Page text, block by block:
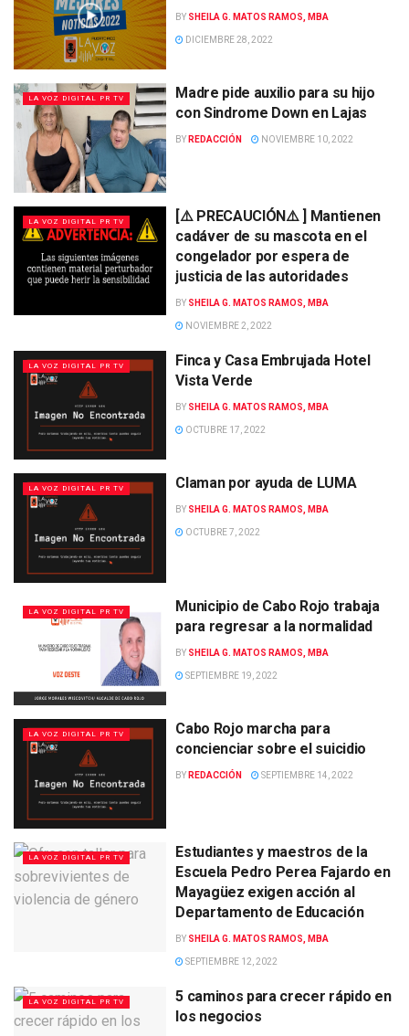
BY SHEILA G. MATOS RAMOS, MBA
DICIEMBRE 28, 2022
LA VOZ DIGITAL PR TV
Madre pide auxilio para su hijo
con Sindrome Down en Lajas
BY REDACCIÓN NOVIEMBRE 10, 2022
LA VOZ DIGITAL PR TV
[⚠️ PRECAUCIÓN⚠️ ] Mantienen
cadáver de su mascota en el
congelador por espera de
justicia de las autoridades
BY SHEILA G. MATOS RAMOS, MBA
NOVIEMBRE 2, 2022
LA VOZ DIGITAL PR TV
Finca y Casa Embrujada Hotel
Vista Verde
BY SHEILA G. MATOS RAMOS, MBA
OCTUBRE 17, 2022
LA VOZ DIGITAL PR TV Claman por ayuda de LUMA
BY SHEILA G. MATOS RAMOS, MBA
OCTUBRE 7, 2022
LA VOZ DIGITAL PR TV
Municipio de Cabo Rojo trabaja
para regresar a la normalidad
BY SHEILA G. MATOS RAMOS, MBA
SEPTIEMBRE 19, 2022
LA VOZ DIGITAL PR TV
Cabo Rojo marcha para
concienciar sobre el suicidio
BY REDACCIÓN SEPTIEMBRE 14, 2022
LA VOZ DIGITAL PR TV
Estudiantes y maestros de la
Escuela Pedro Perea Fajardo en
Mayagüez exigen acción al
Departamento de Educación
BY SHEILA G. MATOS RAMOS, MBA
SEPTIEMBRE 12, 2022
LA VOZ DIGITAL PR TV
5 caminos para crecer rápido en
los negocios